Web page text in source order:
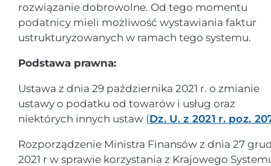
rozwiązanie dobrowolne. Od tego momentu
podatnicy mieli możliwość wystawiania faktur
ustrukturyzowanych w ramach tego systemu.
Podstawa prawna:
Ustawa z dnia 29 października 2021 r. o zmianie
ustawy o podatku od towarów i usług oraz
niektórych innych ustaw (Dz. U. z 2021 r. poz.
Rozporządzenie Ministra Finansów z dnia 27
2021 r w sprawie korzystania z Krajowego